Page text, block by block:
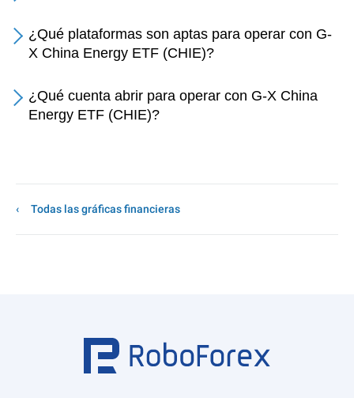
¿Qué plataformas son aptas para operar con G-
X China Energy ETF (CHIE)?
¿Qué cuenta abrir para operar con G-X China
Energy ETF (CHIE)?
Todas las gráficas financieras